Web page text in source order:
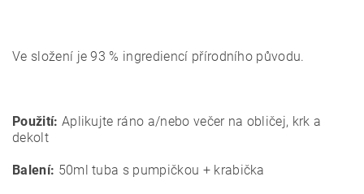
Ve složení je 93 % ingrediencí přírodního původu.
Použití: Aplikujte ráno a/nebo večer na obličej, krk a
dekolt
Balení: 50ml tuba s pumpičkou + krabička